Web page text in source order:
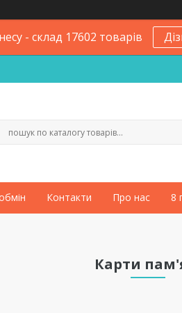
- склад 17602 товарів
Контакти Про нас 8
Карти